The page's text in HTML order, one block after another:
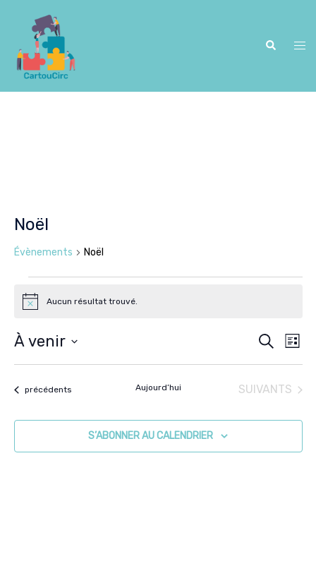
contenu
Noël
Évènements Noël
Évènements
NoticeAucun résultat trouvé.
et
de
LISTE
À venir
Sélectionnez
date.
Évènements
précédents Aujourd’hui ÉVÈNEMENTS
SUIVANTS
S’ABONNER AU CALENDRIER